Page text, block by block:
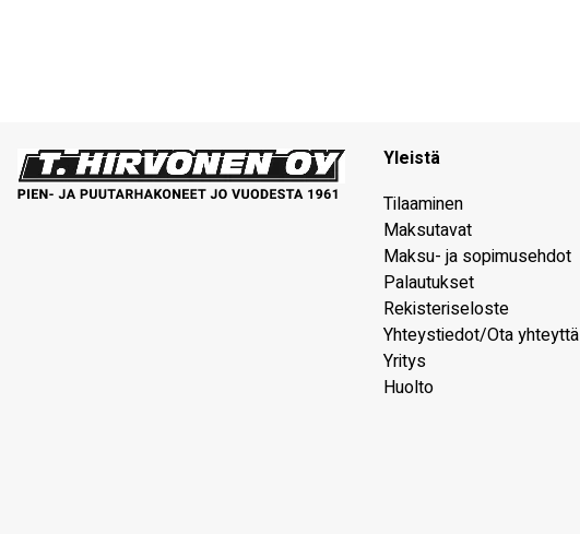
Yleistä
Tilaaminen
Maksutavat
Maksu- ja sopimusehdot
Palautukset
Rekisteriseloste
Yhteystiedot/Ota yhteyttä
Yritys
Huolto